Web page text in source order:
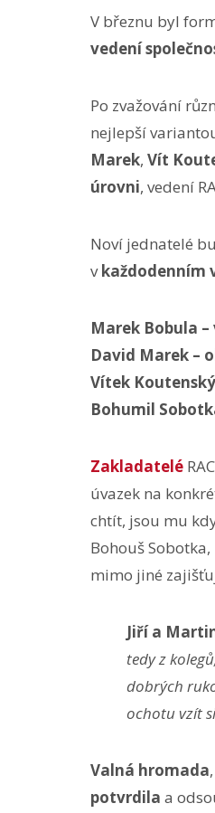
V březnu byl
vedení
Po zvažování
nejlepší
Marek, Vít
úrovni, vedení
Noví jednatelé
vkaždodenním
Marek Bobula
David Marek –
Vítek
Bohumil
Zakladatelé
úvazek na
chtít, jsou mu
Bohouš
mimo jiné
Jiří a
tedy z
dobrých
ochotu vzít
Valná hromada
potvrdila a